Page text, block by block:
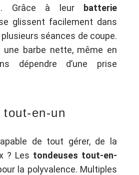
Grâce à leur batterie
glissent facilement dans
séances de coupe.
une barbe nette, même en
dépendre d’une prise
tout-en-un
de tout gérer, de la
? Les tondeuses tout-en-
la polyvalence. Multiples